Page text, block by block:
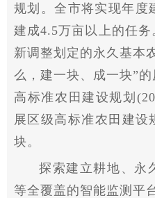
规划。全市将实现年度
建成4.5万亩以上的任
新调整划定的永久基本
么，建一块、成一块”
高标准农田建设规划
展区级高标准农田建设
块。
探索建立耕地、永
等全覆盖的智能监测 平